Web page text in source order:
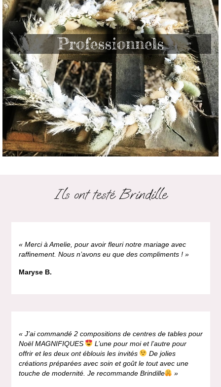
Professionnels
Ils ont testé Brindille
« Merci à Amelie, pour avoir fleuri notre mariage avec
raffinement. Nous n’avons eu que des compliments ! »
Maryse B.
« J’ai commandé 2 compositions de centres de tables pour
Noël MAGNIFIQUES
L’une pour moi et l’autre pour
offrir et les deux ont éblouis les invités
De jolies
créations préparées avec soin et goût le tout avec une
touche de modernité. Je recommande Brindille
»